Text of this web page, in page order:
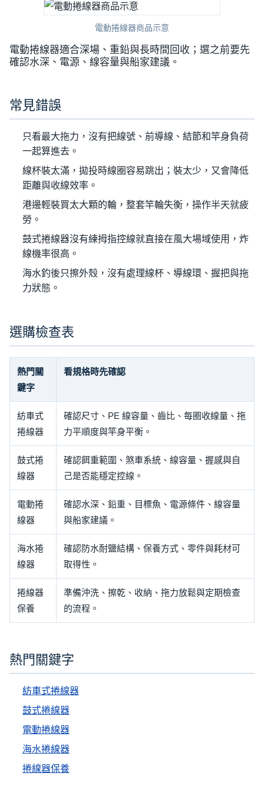
電動捲線器商品示意
電動捲線器適合深場、重鉛與長時間回收；選之前要先
確認水深、電源、線容量與船家建議。
常見錯誤
只看最大拖力，沒有把線號、前導線、結節和竿身負荷
一起算進去。
線杯裝太滿，拋投時線圈容易跳出；裝太少，又會降低
距離與收線效率。
港邊輕裝買太大顆的輪，整套竿輪失衡，操作半天就疲
勞。
鼓式捲線器沒有練拇指控線就直接在風大場域使用，炸
線機率很高。
海水釣後只擦外殼，沒有處理線杯、導線環、握把與拖
力狀態。
選購檢查表
熱門關
鍵字
看規格時先確認
紡車式
捲線器
確認尺寸、PE 線容量、齒比、每圈收線量、拖
力平順度與竿身平衡。
鼓式捲
線器
確認餌重範圍、煞車系統、線容量、握感與自
己是否能穩定控線。
電動捲
線器
確認水深、鉛重、目標魚、電源條件、線容量
與船家建議。
海水捲
線器
確認防水耐鹽結構、保養方式、零件與耗材可
取得性。
捲線器
保養
準備沖洗、擦乾、收納、拖力放鬆與定期檢查
的流程。
熱門關鍵字
紡車式捲線器
鼓式捲線器
電動捲線器
海水捲線器
捲線器保養